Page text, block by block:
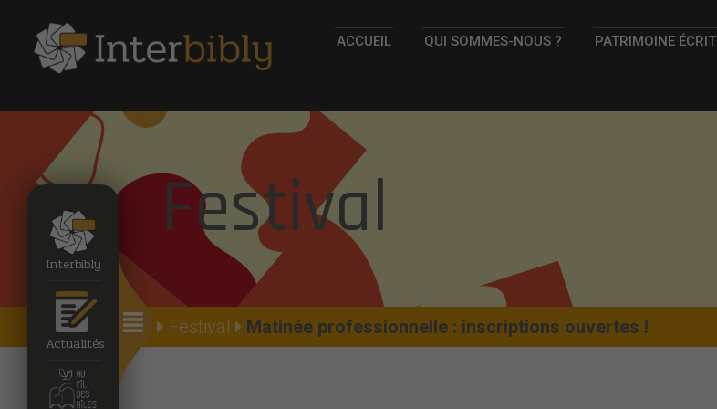
Interbibly
Actualités
ACCUEIL QUI SOMMES-NOUS ? PATRIMOINE ÉCRIT
Festival
Accueil Festival Matinée professionnelle : inscriptions ouvertes !